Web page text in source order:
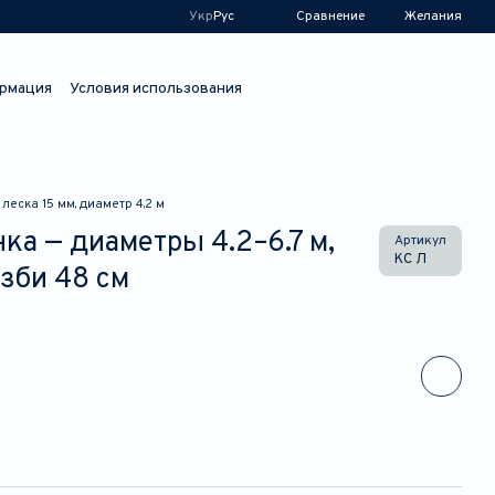
УкрРус Сравнение Желания
Условия использования
15 мм, диаметр 4,2 м
— диаметры 4.2–6.7 м,
48 см
Артикул
КС Л